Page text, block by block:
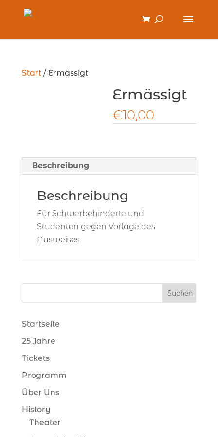
Start/ Ermässigt
Ermässigt
€10,00
Beschreibung
Beschreibung
Für Schwerbehinderte und
Studenten gegen Vorlage des
Ausweises
Startseite
25 Jahre
Tickets
Programm
Über Uns
History
Theater